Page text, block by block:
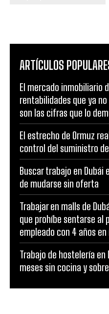
ARTÍCULOS
El mercado inmobiliario
rentabilidades que ya
son las cifras que lo
El estrecho de Ormuz
control del suministro de
Buscar trabajo en Dubái
de mudarse sin oferta
Trabajar en malls de
que prohíbe sentarse al
empleado con 4 años
Trabajo de hostelería
meses sin cocina y